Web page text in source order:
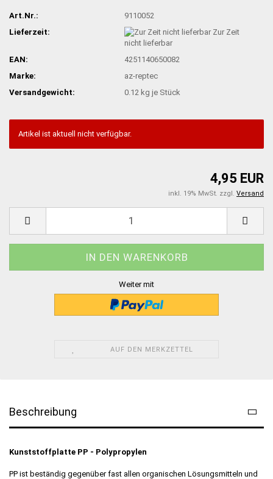
Art.Nr.:
9110052
Lieferzeit:
Zur Zeit
nicht lieferbar
EAN:
4251140650082
Marke:
az-reptec
Versandgewicht:
0.12 kg je Stück
Artikel ist aktuell nicht verfügbar.
4,95 EUR
inkl. 19% MwSt. zzgl. Versand
Weiter mit
AUF DEN MERKZETTEL
Beschreibung
Kunststoffplatte PP - Polypropylen
PP ist beständig gegenüber fast allen organischen Lösungsmitteln und